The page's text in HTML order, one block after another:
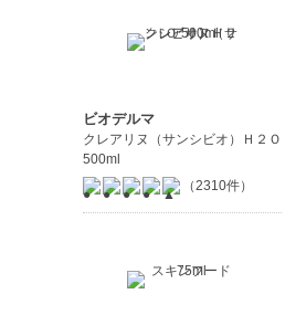
ビオデルマ
クレアリヌ（サンシビオ）Ｈ２Ｏ
500ml
（2310件）